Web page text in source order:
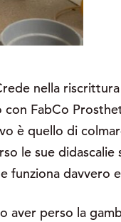
nella
FabCo
è quello di
le sue didascalie
funziona davvero
perso la